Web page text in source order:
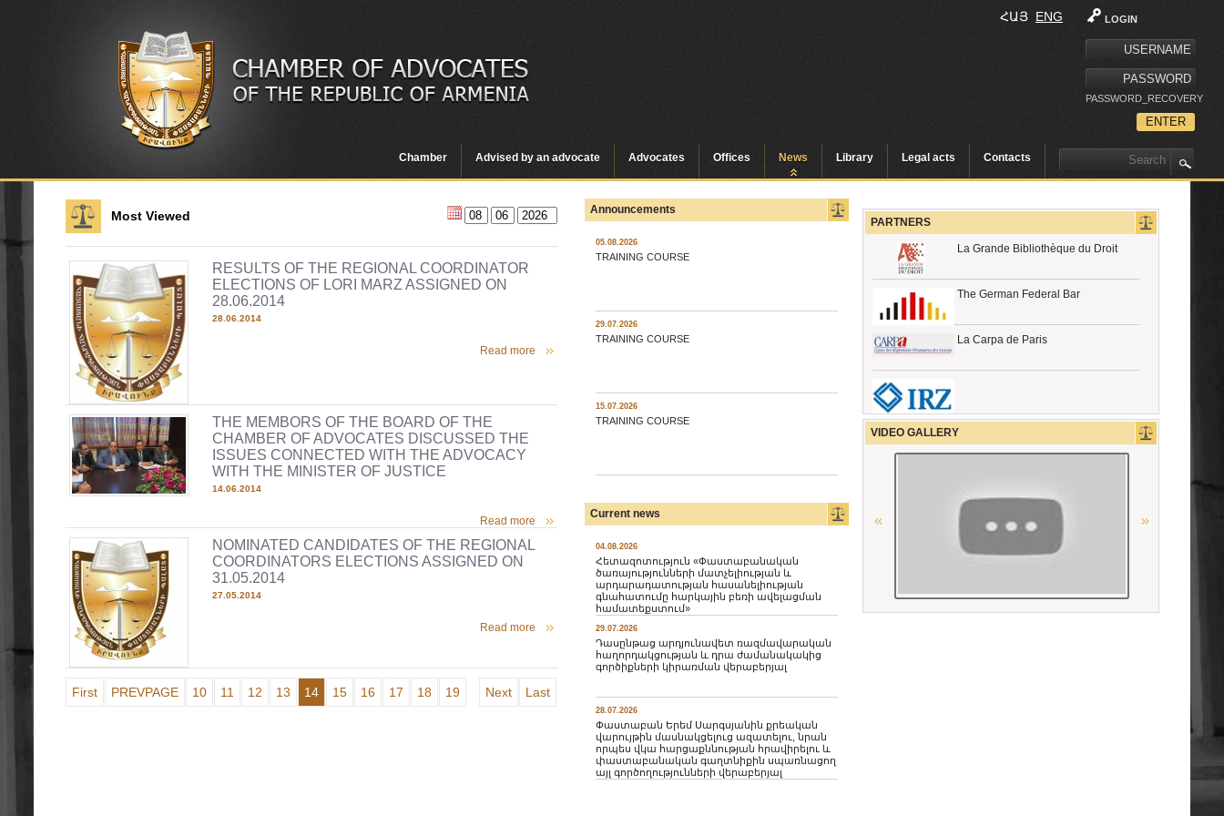
LOGIN
PASSWORD_RECOVERY
ՀԱՅ ENG
Chamber Advised by an advocate Advocates Offices News Library Legal acts Contacts
Most Viewed
RESULTS OF THE REGIONAL COORDINATOR
ELECTIONS OF LORI MARZ ASSIGNED ON
28.06.2014
28.06.2014
Read more
THE MEMBORS OF THE BOARD OF THE
CHAMBER OF ADVOCATES DISCUSSED THE
ISSUES CONNECTED WITH THE ADVOCACY
WITH THE MINISTER OF JUSTICE
14.06.2014
Read more
NOMINATED CANDIDATES OF THE REGIONAL
COORDINATORS ELECTIONS ASSIGNED ON
31.05.2014
27.05.2014
Read more
First PREVPAGE 10 11 12 13 14 15 16 17 18 19 Last
Next
Announcements
05.08.2026
TRAINING COURSE
29.07.2026
TRAINING COURSE
15.07.2026
TRAINING COURSE
Current news
04.08.2026
Հետազոտություն «Փաստաբանական
ծառայությունների մատչելիության և
արդարադատության հասանելիության
գնահատումը հարկային բեռի ավելացման
համատեքստում»
29.07.2026
Դասընթաց արդյունավետ ռազմավարական
հաղորդակցության և դրա ժամանակակից
գործիքների կիրառման վերաբերյալ
28.07.2026
Փաստաբան Երեմ Սարգսյանին քրեական
վարույթին մասնակցելուց ազատելու, նրան
որպես վկա հարցաքննության հրավիրելու և
փաստաբանական գաղտնիքին սպառնացող
այլ գործողությունների վերաբերյալ
PARTNERS
La Grande Bibliothèque du Droit
The German Federal Bar
La Carpa de Paris
The Constitutional Court of the
Republic of Armenia
Ordre des avocats de Paris
Conférence Internationale des
VIDEO GALLERY